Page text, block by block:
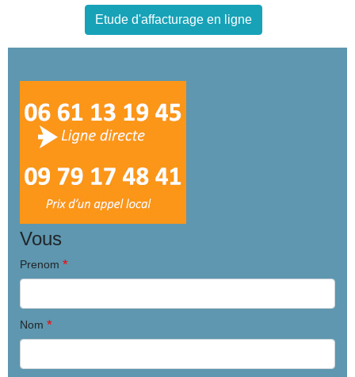
Etude d'affacturage en ligne
Vous
Prenom *
Nom *